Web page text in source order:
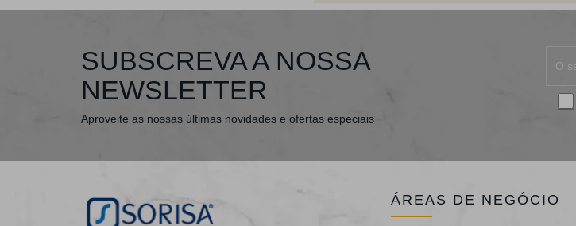
SUBSCREVA A NOSSA
NEWSLETTER
Aproveite as nossas últimas novidades e ofertas especiais
ÁREAS DE NEGÓCIO